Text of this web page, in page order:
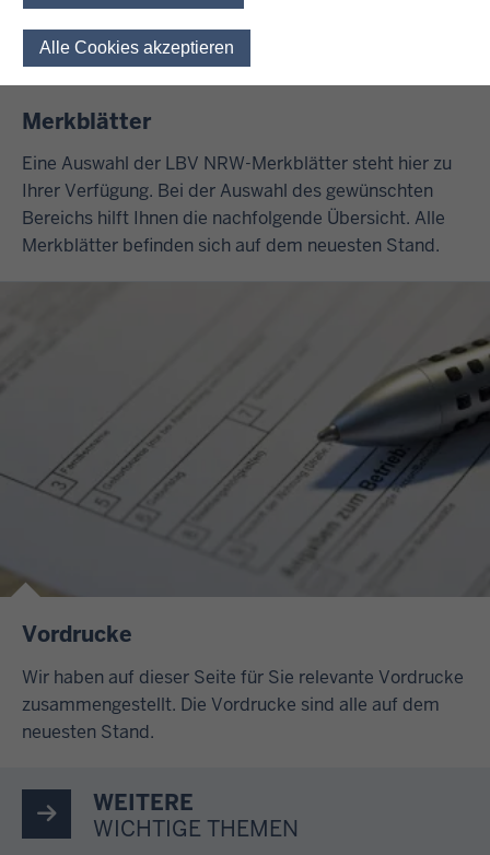
Alle Cookies akzeptieren
Merkblätter
Eine Auswahl der LBV NRW-Merkblätter steht hier zu
Ihrer Verfügung. Bei der Auswahl des gewünschten
Bereichs hilft Ihnen die nachfolgende Übersicht. Alle
Merkblätter befinden sich auf dem neuesten Stand.
Vordrucke
Wir haben auf dieser Seite für Sie relevante Vordrucke
zusammengestellt. Die Vordrucke sind alle auf dem
neuesten Stand.
WEITERE
WICHTIGE THEMEN